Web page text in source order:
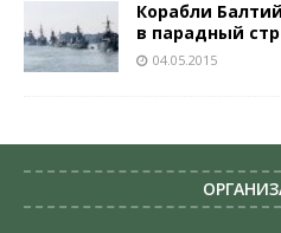
Корабли
в парадный
04.05.2015